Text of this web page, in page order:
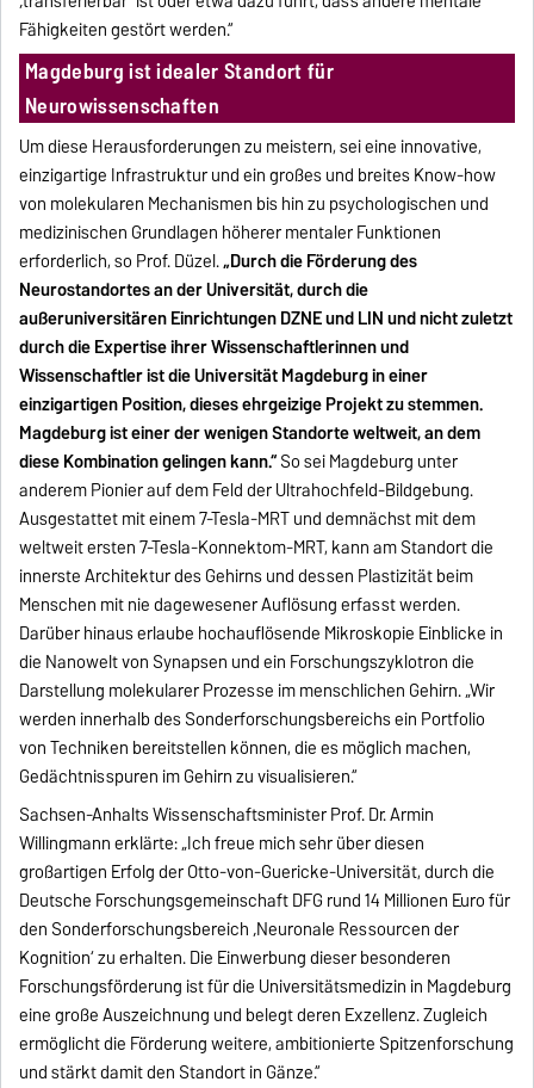
Fähigkeiten gestört werden.“
Magdeburg ist idealer Standort für
Neurowissenschaften
Um diese Herausforderungen zu meistern, sei eine innovative,
einzigartige Infrastruktur und ein großes und breites Know-how
von molekularen Mechanismen bis hin zu psychologischen und
medizinischen Grundlagen höherer mentaler Funktionen
erforderlich, so Prof. Düzel.„Durch die Förderung des
Neurostandortes an der Universität, durch die
außeruniversitären Einrichtungen DZNE und LIN und nicht zuletzt
durch die Expertise ihrer Wissenschaftlerinnen und
Wissenschaftler ist die Universität Magdeburg in einer
einzigartigen Position, dieses ehrgeizige Projekt zu stemmen.
Magdeburg ist einer der wenigen Standorte weltweit, an dem
diese Kombination gelingen kann.“So sei Magdeburg unter
anderem Pionier auf dem Feld der Ultrahochfeld-Bildgebung.
Ausgestattet mit einem 7-Tesla-MRT und demnächst mit dem
weltweit ersten 7-Tesla-Konnektom-MRT, kann am Standort die
innerste Architektur des Gehirns und dessen Plastizität beim
Menschen mit nie dagewesener Auflösung erfasst werden.
Darüber hinaus erlaube hochauflösende Mikroskopie Einblicke in
die Nanowelt von Synapsen und ein Forschungszyklotron die
Darstellung molekularer Prozesse im menschlichen Gehirn. „Wir
werden innerhalb des Sonderforschungsbereichs ein Portfolio
von Techniken bereitstellen können, die es möglich machen,
Gedächtnisspuren im Gehirn zu visualisieren.“
Sachsen-Anhalts Wissenschaftsminister Prof. Dr. Armin
Willingmann erklärte: „Ich freue mich sehr über diesen
großartigen Erfolg der Otto-von-Guericke-Universität, durch die
Deutsche Forschungsgemeinschaft DFG rund 14 Millionen Euro für
den Sonderforschungsbereich ‚Neuronale Ressourcen der
Kognition‘ zu erhalten. Die Einwerbung dieser besonderen
Forschungsförderung ist für die Universitätsmedizin in Magdeburg
eine große Auszeichnung und belegt deren Exzellenz. Zugleich
ermöglicht die Förderung weitere, ambitionierte Spitzenforschung
und stärkt damit den Standort in Gänze.“